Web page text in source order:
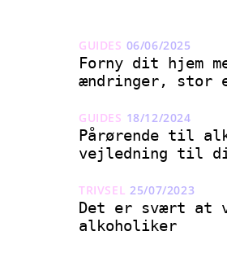
GUIDES 06/06/2025
Forny dit hjem
ændringer, stor
GUIDES 18/12/2024
Pårørende til
vejledning til
TRIVSEL 25/07/2023
Det er svært at
alkoholiker